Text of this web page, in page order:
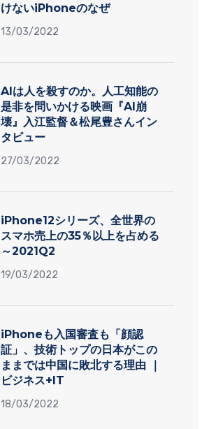
けないiPhoneのなぜ
13/03/2022
AIは人を殺すのか。人工知能の
是非を問いかける映画『AI崩
壊』入江監督＆松尾豊さんイン
タビュー
27/03/2022
iPhone12シリーズ、全世界の
スマホ売上の35％以上を占める
～2021Q2
19/03/2022
iPhoneも入国審査も「顔認
証」、技術トップの日本がこの
ままでは中国に敗北する理由 ｜
ビジネス+IT
18/03/2022